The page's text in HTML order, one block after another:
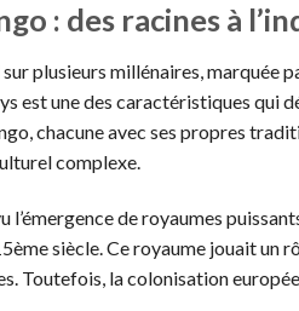
: des racines à
sur plusieurs millénaires,
est une des caractéristiques qui
chacune avec ses propres
complexe.
l’émergence de royaumes
siècle. Ce royaume jouait
Toutefois, la colonisation